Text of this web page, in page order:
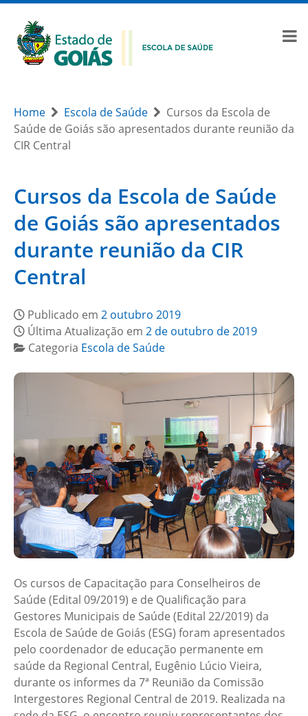
Home Escola de Saúde
Cursos da Escola de
Saúde de Goiás são apresentados durante reunião da
CIR Central
Cursos da Escola de Saúde
de Goiás são apresentados
durante reunião da CIR
Central
Publicado em 2 outubro 2019
Última Atualização em 2 de outubro de 2019
Categoria Escola de Saúde
Os cursos de Capacitação para Conselheiros de
Saúde (Edital 09/2019) e de Qualificação para
Gestores Municipais de Saúde (Edital 22/2019) da
Escola de Saúde de Goiás (ESG) foram apresentados
pelo coordenador de educação permanente em
saúde da Regional Central, Eugênio Lúcio Vieira,
durante os informes da 7ª Reunião da Comissão
Intergestores Regional Central de 2019. Realizada na